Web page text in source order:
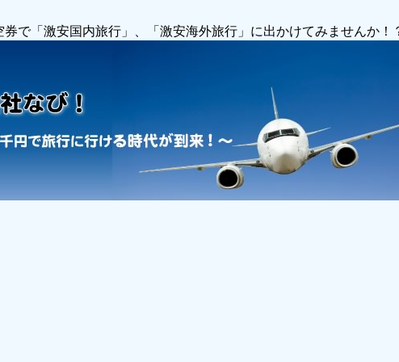
で「激安国内旅行」、「激安海外旅行」に出かけてみませんか！